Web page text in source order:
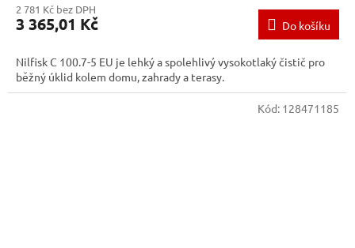
2 781 Kč bez DPH
3 365,01 Kč Do košíku
Nilfisk C 100.7-5 EU je lehký a spolehlivý vysokotlaký čistič pro
běžný úklid kolem domu, zahrady a terasy.
Kód: 128471185